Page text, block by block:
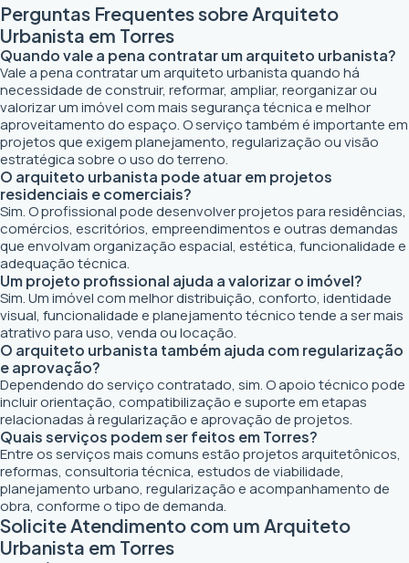
Perguntas Frequentes sobre Arquiteto
Urbanista em Torres
Quando vale a pena contratar um arquiteto urbanista?
Vale a pena contratar um arquiteto urbanista quando há
necessidade de construir, reformar, ampliar, reorganizar ou
valorizar um imóvel com mais segurança técnica e melhor
aproveitamento do espaço. O serviço também é importante em
projetos que exigem planejamento, regularização ou visão
estratégica sobre o uso do terreno.
O arquiteto urbanista pode atuar em projetos
residenciais e comerciais?
Sim. O profissional pode desenvolver projetos para residências,
comércios, escritórios, empreendimentos e outras demandas
que envolvam organização espacial, estética, funcionalidade e
adequação técnica.
Um projeto profissional ajuda a valorizar o imóvel?
Sim. Um imóvel com melhor distribuição, conforto, identidade
visual, funcionalidade e planejamento técnico tende a ser mais
atrativo para uso, venda ou locação.
O arquiteto urbanista também ajuda com regularização
e aprovação?
Dependendo do serviço contratado, sim. O apoio técnico pode
incluir orientação, compatibilização e suporte em etapas
relacionadas à regularização e aprovação de projetos.
Quais serviços podem ser feitos em Torres?
Entre os serviços mais comuns estão projetos arquitetônicos,
reformas, consultoria técnica, estudos de viabilidade,
planejamento urbano, regularização e acompanhamento de
obra, conforme o tipo de demanda.
Solicite Atendimento com um Arquiteto
Urbanista em Torres